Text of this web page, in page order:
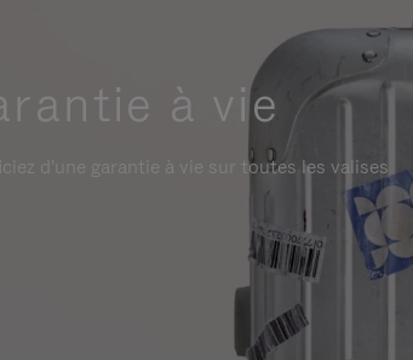
à vie
d'une garantie à vie sur toutes les valises